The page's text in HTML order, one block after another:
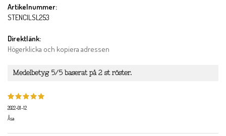
Artikelnummer:
STENCILSL253
Direktlänk:
Högerklicka och kopiera adressen
Medelbetyg 5/5 baserat på 2 st röster.
2022-01-12
Åsa